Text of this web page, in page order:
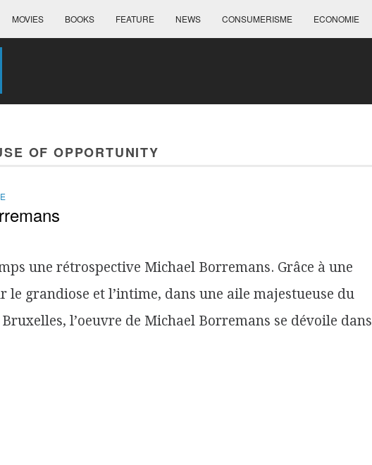
MOVIES BOOKS FEATURE NEWS CONSUMERISME ECONOMIE
OF OPPORTUNITY
une rétrospective Michael Borremans. Grâce à une
le grandiose et l’intime, dans une aile majestueuse du
l’oeuvre de Michael Borremans se dévoile dans